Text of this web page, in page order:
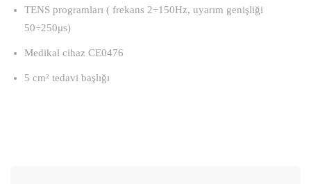
TENS programları ( frekans 2÷150Hz, uyarım genişliği
50÷250μs)
Medikal cihaz CE0476
5 cm² tedavi başlığı